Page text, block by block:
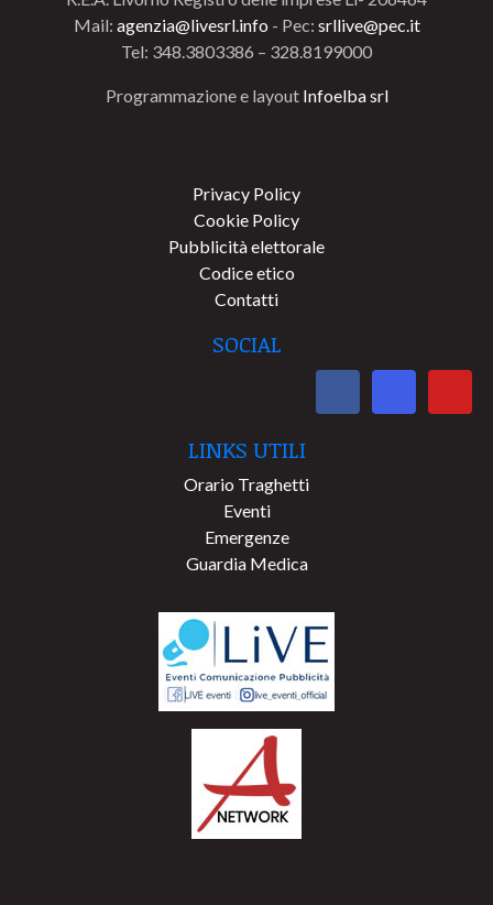
Mail: agenzia@livesrl.info - Pec: srllive@pec.it
Tel: 348.3803386 – 328.8199000
Programmazione e layout Infoelba srl
Privacy Policy
Cookie Policy
Pubblicità elettorale
Codice etico
Contatti
SOCIAL
LINKS UTILI
Orario Traghetti
Eventi
Emergenze
Guardia Medica